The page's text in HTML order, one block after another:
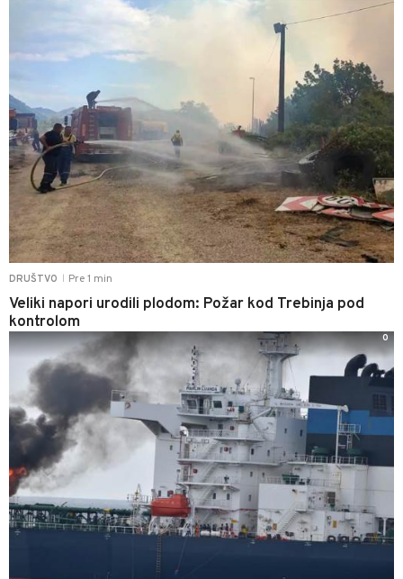
DRUŠTVO Pre 1 min
Veliki napori urodili plodom: Požar kod Trebinja pod
kontrolom
0